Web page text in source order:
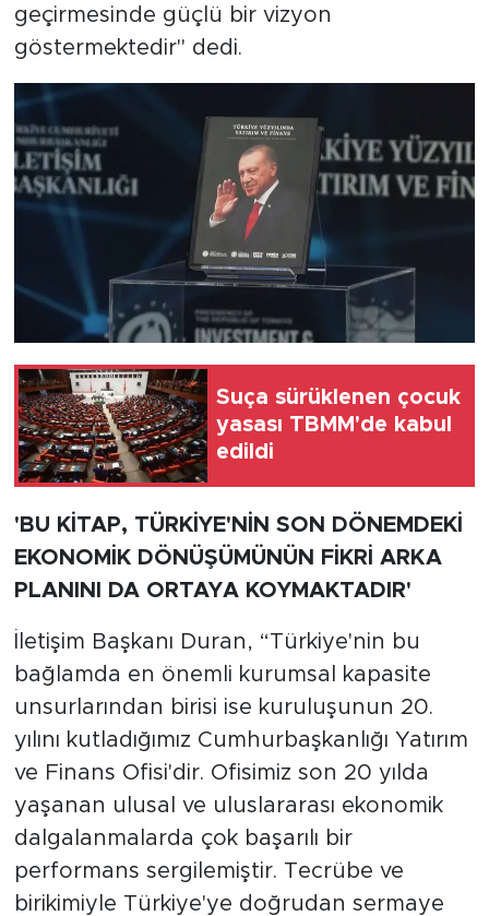
geçirmesinde güçlü bir vizyon
göstermektedir" dedi.
Suça sürüklenen çocuk
yasası TBMM'de kabul
edildi
'BU KİTAP, TÜRKİYE'NİN SON DÖNEMDEKİ
EKONOMİK DÖNÜŞÜMÜNÜN FİKRİ ARKA
PLANINI DA ORTAYA KOYMAKTADIR'
İletişim Başkanı Duran, “Türkiye'nin bu
bağlamda en önemli kurumsal kapasite
unsurlarından birisi ise kuruluşunun 20.
yılını kutladığımız Cumhurbaşkanlığı Yatırım
ve Finans Ofisi'dir. Ofisimiz son 20 yılda
yaşanan ulusal ve uluslararası ekonomik
dalgalanmalarda çok başarılı bir
performans sergilemiştir. Tecrübe ve
birikimiyle Türkiye'ye doğrudan sermaye